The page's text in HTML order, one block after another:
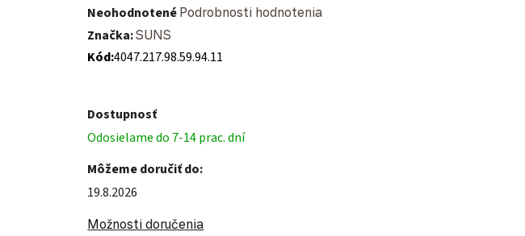
Priemerné hodnotenie produktu je 0,0 z 5 hviezdičiek.
Neohodnotené Podrobnosti hodnotenia
Značka:SUNS
Kód:4047.217.98.59.94.11
Dostupnosť
Odosielame do 7-14 prac. dní
Môžeme doručiť do:
19.8.2026
Možnosti doručenia